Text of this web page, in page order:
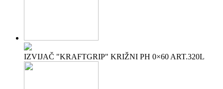
IZVIJAČ "KRAFTGRIP" KRIŽNI PH 0×60 ART.320L